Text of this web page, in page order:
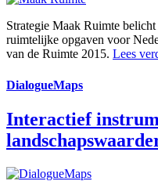
Strategie Maak Ruimte
ruimtelijke opgaven voor
van de Ruimte 2015. Lees
DialogueMaps
Interactief